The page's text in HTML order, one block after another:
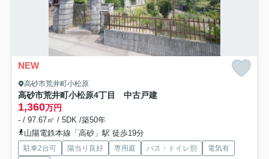
NEW
高砂市荒井町小松原
高砂市荒井町小松原4丁目 中古戸建
1,360万円
- / 97.67㎡ / 5DK /築50年
山陽電鉄本線「高砂」駅 徒歩19分
駐車2台可 陽当り良好 専用庭 バス・トイレ別
電気有